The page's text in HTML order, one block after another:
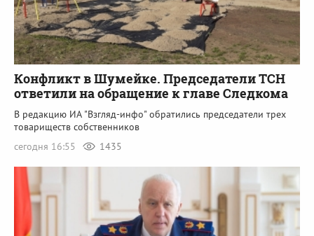
Конфликт в Шумейке. Председатели ТСН
ответили на обращение к главе Следкома
В редакцию ИА "Взгляд-инфо" обратились председатели трех
товариществ собственников
сегодня 16:55
1435